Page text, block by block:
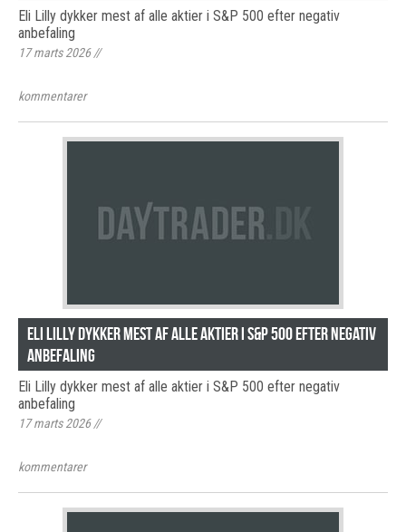
Eli Lilly dykker mest af alle aktier i S&P 500 efter negativ
anbefaling
17 marts 2026//
kommentarer
Eli Lilly dykker mest af alle aktier i S&P 500 efter negativ
anbefaling
Eli Lilly dykker mest af alle aktier i S&P 500 efter negativ
anbefaling
17 marts 2026//
kommentarer